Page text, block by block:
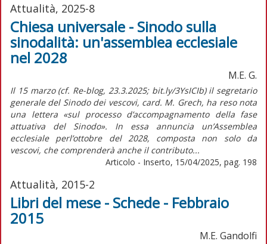
Attualità, 2025-8
Chiesa universale - Sinodo sulla
sinodalità: un'assemblea ecclesiale
nel 2028
M.E. G.
Il 15 marzo (cf. Re-blog, 23.3.2025; bit.ly/3YsICIb) il segretario
generale del Sinodo dei vescovi, card. M. Grech, ha reso nota
una lettera «sul processo d’accompagnamento della fase
attuativa del Sinodo». In essa annuncia un’Assemblea
ecclesiale perl’ottobre del 2028, composta non solo da
vescovi, che comprenderà anche il contributo...
Articolo - Inserto, 15/04/2025, pag. 198
Attualità, 2015-2
Libri del mese - Schede - Febbraio
2015
M.E. Gandolfi